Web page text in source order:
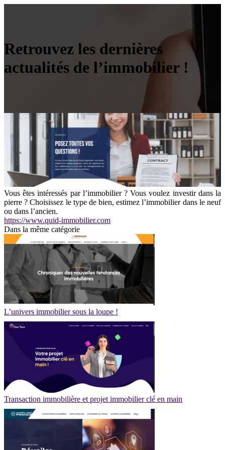
Retrouvez les dernières
actualités de l’immobilier !
Vous êtes intéressés par l’immobilier ? Vous voulez investir dans la
pierre ? Choisissez le type de bien, estimez l’immobilier dans le neuf
ou dans l’ancien.
https://www.quid-immobilier.com
Dans la même catégorie
L’univers immobilier sous la loupe !
Transaction immobilière et projet immobilier clé en main